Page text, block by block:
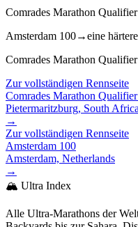
Comrades Marathon
Amsterdam 100→eine
Comrades Marathon
Zur vollständigen Rennseite
Comrades Marathon
Pietermaritzburg, South Africa
→
Zur vollständigen Rennseite
Amsterdam 100
Amsterdam, Netherlands
→
🏔️ Ultra Index
Alle Ultra-Marathons der